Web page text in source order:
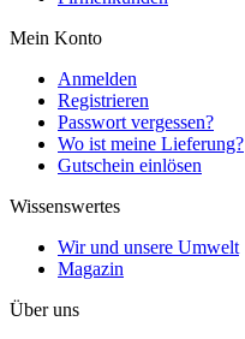
Mein Konto
Anmelden
Registrieren
Passwort vergessen?
Wo ist meine Lieferung?
Gutschein einlösen
Wissenswertes
Wir und unsere Umwelt
Magazin
Über uns